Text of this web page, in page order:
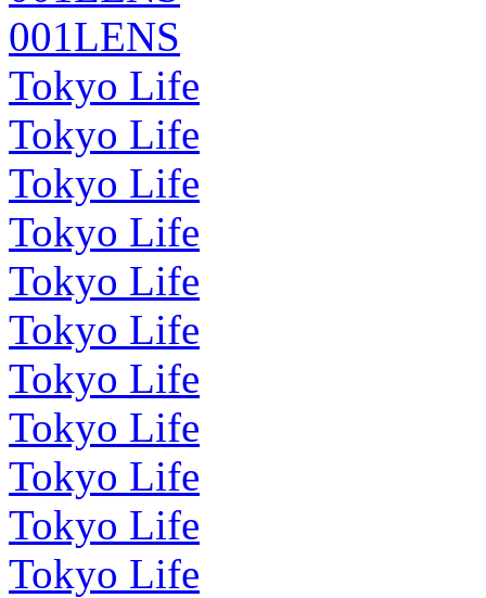
001LENS
Tokyo Life
Tokyo Life
Tokyo Life
Tokyo Life
Tokyo Life
Tokyo Life
Tokyo Life
Tokyo Life
Tokyo Life
Tokyo Life
Tokyo Life